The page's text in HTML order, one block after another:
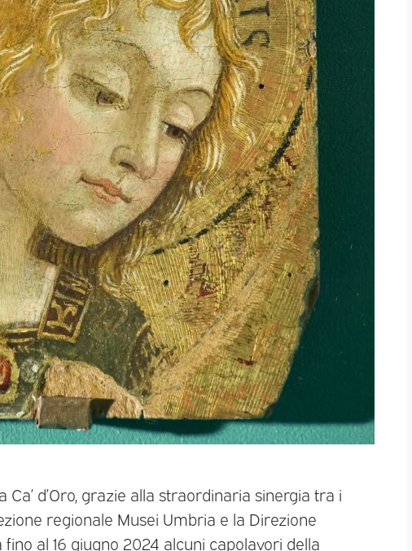
d’Oro, grazie alla straordinaria sinergia tra i
regionale Musei Umbria e la Direzione
al 16 giugno 2024 alcuni capolavori della